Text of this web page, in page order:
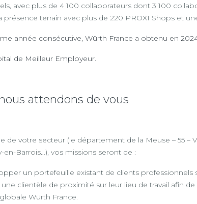
avec plus de 4 100 collaborateurs dont 3 100
présence terrain avec plus de 220 PROXI Shops et
année consécutive, Würth France a obtenu en
de Meilleur Employeur.
attendons de vous
de votre secteur (le département de la Meuse – 55 –
en-Barrois…), vos missions seront de :
un portefeuille existant de clients professionnels
une clientèle de proximité sur leur lieu de travail afin
globale Würth France.